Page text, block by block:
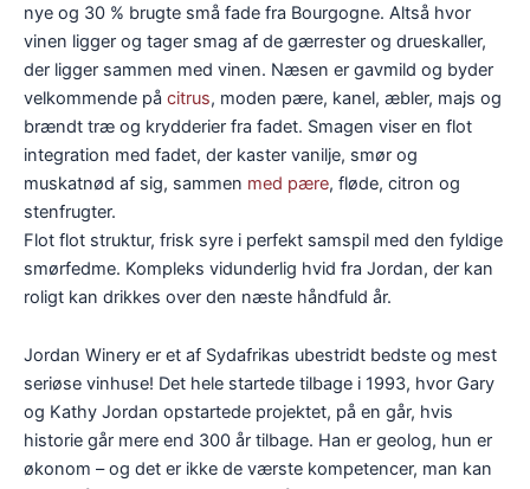
nye og 30 % brugte små fade fra Bourgogne. Altså hvor
vinen ligger og tager smag af de gærrester og drueskaller,
der ligger sammen med vinen. Næsen er gavmild og byder
velkommende på citrus, moden pære, kanel, æbler, majs og
brændt træ og krydderier fra fadet. Smagen viser en flot
integration med fadet, der kaster vanilje, smør og
muskatnød af sig, sammen med pære, fløde, citron og
stenfrugter.
Flot flot struktur, frisk syre i perfekt samspil med den fyldige
smørfedme. Kompleks vidunderlig hvid fra Jordan, der kan
roligt kan drikkes over den næste håndfuld år.
Jordan Winery er et af Sydafrikas ubestridt bedste og mest
seriøse vinhuse! Det hele startede tilbage i 1993, hvor Gary
og Kathy Jordan opstartede projektet, på en går, hvis
historie går mere end 300 år tilbage. Han er geolog, hun er
økonom – og det er ikke de værste kompetencer, man kan